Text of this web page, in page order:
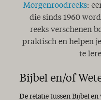
Morgenroodreeks:
die sinds 1960
reeks verschenen
praktisch en helpen
te
Bijbel en/of
De relatie tussen Bijbel en